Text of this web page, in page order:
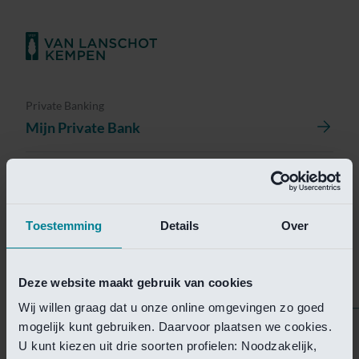
Toestemming Details Over
Deze website maakt gebruik van cookies
Wij willen graag dat u onze online omgevingen zo goed
mogelijk kunt gebruiken. Daarvoor plaatsen we cookies.
U kunt kiezen uit drie soorten profielen: Noodzakelijk,
Private Banking
Mijn Private Bank
Helaas is deze pagina